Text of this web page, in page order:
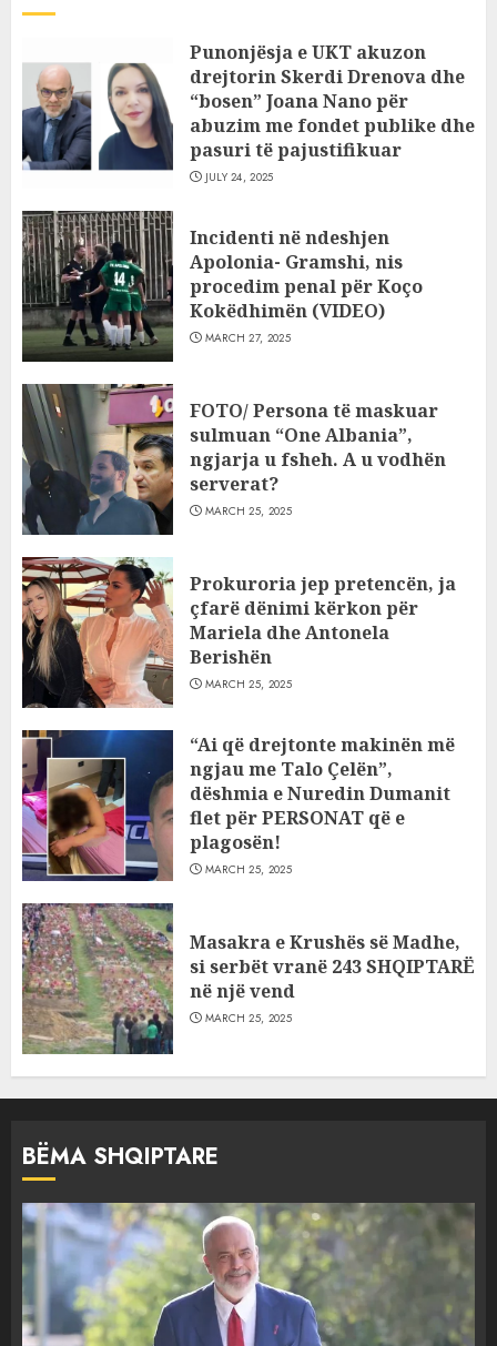
Punonjësja e UKT akuzon
drejtorin Skerdi Drenova dhe
“bosen” Joana Nano për
abuzim me fondet publike dhe
pasuri të pajustifikuar
JULY 24, 2025
Incidenti në ndeshjen
Apolonia- Gramshi, nis
procedim penal për Koço
Kokëdhimën (VIDEO)
MARCH 27, 2025
FOTO/ Persona të maskuar
sulmuan “One Albania”,
ngjarja u fsheh. A u vodhën
serverat?
MARCH 25, 2025
Prokuroria jep pretencën, ja
çfarë dënimi kërkon për
Mariela dhe Antonela
Berishën
MARCH 25, 2025
“Ai që drejtonte makinën më
ngjau me Talo Çelën”,
dëshmia e Nuredin Dumanit
flet për PERSONAT që e
plagosën!
MARCH 25, 2025
Masakra e Krushës së Madhe,
si serbët vranë 243 SHQIPTARË
në një vend
MARCH 25, 2025
BËMA SHQIPTARE